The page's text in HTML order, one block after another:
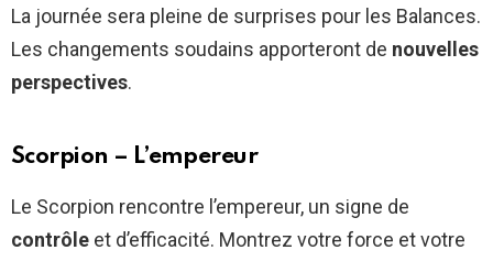
La journée sera pleine de surprises pour les Balances.
Les changements soudains apporteront de nouvelles
perspectives.
Scorpion – L’empereur
Le Scorpion rencontre l’empereur, un signe de
contrôle et d’efficacité. Montrez votre force et votre